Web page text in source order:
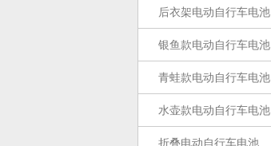
后衣架电动自行车电池
银鱼款电动自行车电池
青蛙款电动自行车电池
水壶款电动自行车电池
折叠电动自行车电池